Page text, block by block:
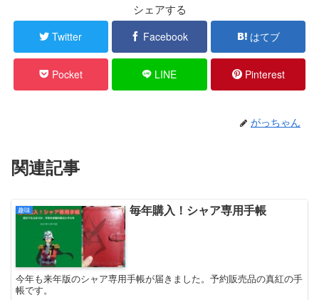
シェアする
Twitter Facebook はてブ
Pocket LINE Pinterest
がっちゃん
関連記事
趣味 毎年購入！シャア専用手帳
今年も来年版のシャア専用手帳が届きました。予約販売品の真紅の手
帳です。